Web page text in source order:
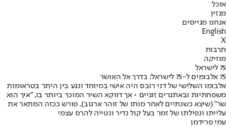
אוכל
מגזין
אנחנו מגייסים
English
X
תרבות
מוזיקה
75 לישראל
75 אלבומים ל-75 לישראל: בדרך אל האושר
אלבומו השלישי של דני רובס היה אישי במיוחד ונגע בין היתר בטראומות
משפחתיות ובאתגרים זוגיים • אך דווקא השיר המוכר ביותר בו, "איך הוא
שר" (שיצא כשנתיים לאחר מותו של זוהר ארגוב), פורש ככזה המתאר את
עלייתו ונפילתו של זמר בעל קול נדיר ונטייה להרס עצמי
עמי פרידמן